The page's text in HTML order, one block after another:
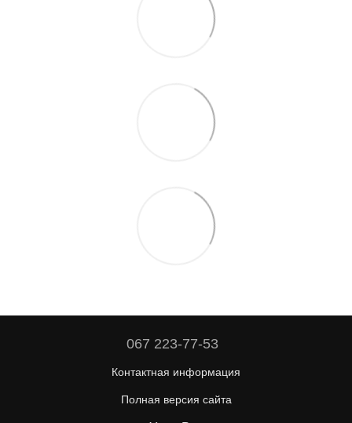
067 223-77-53
Контактная информация
Полная версия сайта